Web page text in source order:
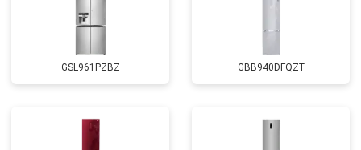
GSL961PZBZ GBB940DFQZT